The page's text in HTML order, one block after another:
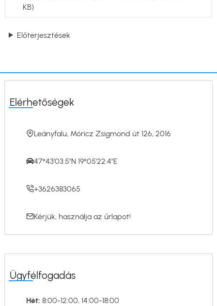
KB)
Előterjesztések
Elérhetőségek
Leányfalu, Móricz Zsigmond út 126, 2016
47°43'03.5"N 19°05'22.4"E
+3626383065
Kérjük, használja az űrlapot!
Ügyfélfogadás
Hét: 8:00-12:00, 14:00-18:00